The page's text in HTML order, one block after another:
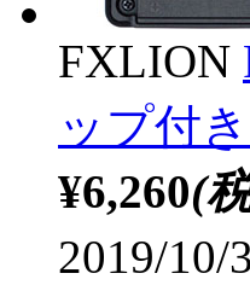
FXLION
ップ付
¥6,260(
2019/10/